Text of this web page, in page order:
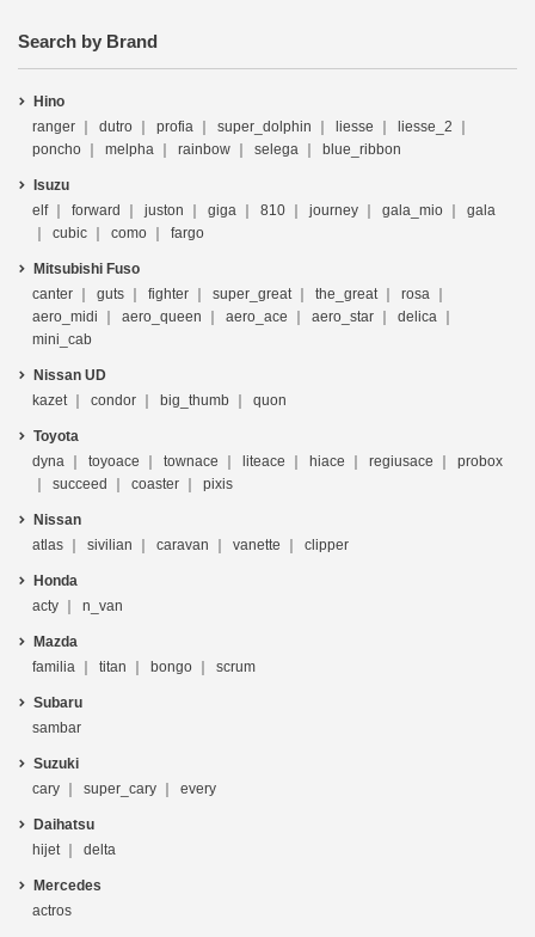
Search by Brand
Hino
ranger
dutro profia super_dolphin liesse
liesse_2
poncho
melpha rainbow selega blue_ribbon
Isuzu
elf
forward juston giga 810 journey gala_mio
gala
cubic
como fargo
Mitsubishi Fuso
canter
guts fighter super_great the_great
rosa
aero_midi
aero_queen aero_ace aero_star
delica
mini_cab
Nissan UD
kazet
condor big_thumb quon
Toyota
dyna
toyoace townace liteace hiace regiusace
probox
succeed
coaster pixis
Nissan
atlas
sivilian caravan vanette clipper
Honda
acty
n_van
Mazda
familia
titan bongo scrum
Subaru
sambar
Suzuki
cary
super_cary every
Daihatsu
hijet
delta
Mercedes
actros